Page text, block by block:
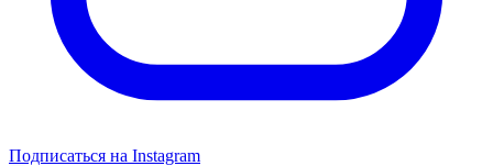
Подписаться на Instagram